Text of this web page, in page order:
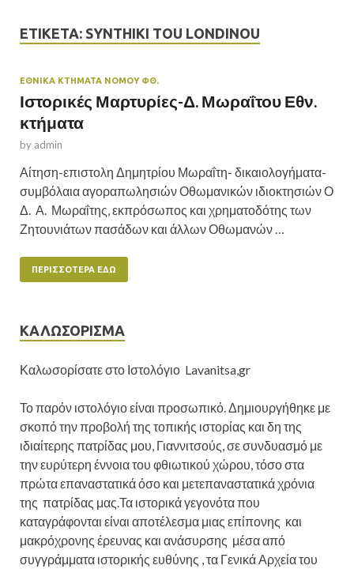
ΕΤΙΚΈΤΑ: SYNTHIKI TOU LONDINOU
ΕΘΝΙΚΆ ΚΤΉΜΑΤΑ ΝΟΜΟΥ ΦΘ.
Ιστορικές Μαρτυρίες-Δ. Μωραΐτου Εθν.
κτήματα
by admin
Αίτηση-επιστολη Δημητρίου Μωραΐτη- δικαιολογήματα-
συμβόλαια αγοραπωλησιών Οθωμανικών ιδιοκτησιών Ο
Δ. Α. Μωραΐτης, εκπρόσωπος και χρηματοδότης των
Ζητουνιάτων πασάδων και άλλων Οθωμανών …
ΠΕΡΙΣΣΌΤΕΡΑ ΕΔΏ
ΚΑΛΩΣΟΡΙΣΜΑ
Καλωσορίσατε στο Ιστολόγιο Lavanitsa,gr
Το παρόν ιστολόγιο είναι προσωπικό. Δημιουργήθηκε με
σκοπό την προβολή της τοπικής ιστορίας και δη της
ιδιαίτερης πατρίδας μου, Γιαννιτσούς, σε συνδυασμό με
την ευρύτερη έννοια του φθιωτικού χώρου, τόσο στα
πρώτα επαναστατικά όσο και μετεπαναστατικά χρόνια
της πατρίδας μας.Τα ιστορικά γεγονότα που
καταγράφονται είναι αποτέλεσμα μιας επίπονης και
μακρόχρονης έρευνας και ανάσυρσης μέσα από
συγγράμματα ιστορικής ευθύνης , τα Γενικά Αρχεία του